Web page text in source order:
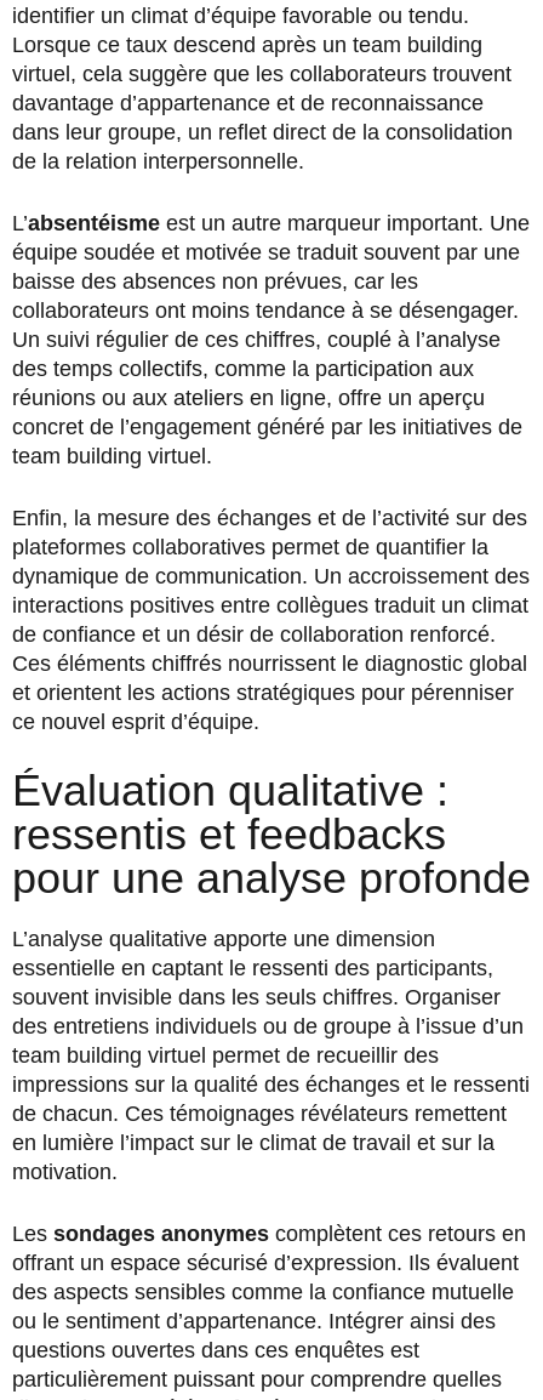
identifier un climat d’équipe favorable ou tendu.
Lorsque ce taux descend après un team building
virtuel, cela suggère que les collaborateurs trouvent
davantage d’appartenance et de reconnaissance
dans leur groupe, un reflet direct de la consolidation
de la relation interpersonnelle.
L’absentéisme est un autre marqueur important. Une
équipe soudée et motivée se traduit souvent par une
baisse des absences non prévues, car les
collaborateurs ont moins tendance à se désengager.
Un suivi régulier de ces chiffres, couplé à l’analyse
des temps collectifs, comme la participation aux
réunions ou aux ateliers en ligne, offre un aperçu
concret de l’engagement généré par les initiatives de
team building virtuel.
Enfin, la mesure des échanges et de l’activité sur des
plateformes collaboratives permet de quantifier la
dynamique de communication. Un accroissement des
interactions positives entre collègues traduit un climat
de confiance et un désir de collaboration renforcé.
Ces éléments chiffrés nourrissent le diagnostic global
et orientent les actions stratégiques pour pérenniser
ce nouvel esprit d’équipe.
Évaluation qualitative :
ressentis et feedbacks
pour une analyse profonde
L’analyse qualitative apporte une dimension
essentielle en captant le ressenti des participants,
souvent invisible dans les seuls chiffres. Organiser
des entretiens individuels ou de groupe à l’issue d’un
team building virtuel permet de recueillir des
impressions sur la qualité des échanges et le ressenti
de chacun. Ces témoignages révélateurs remettent
en lumière l’impact sur le climat de travail et sur la
motivation.
Les sondages anonymes complètent ces retours en
offrant un espace sécurisé d’expression. Ils évaluent
des aspects sensibles comme la confiance mutuelle
ou le sentiment d’appartenance. Intégrer ainsi des
questions ouvertes dans ces enquêtes est
particulièrement puissant pour comprendre quelles